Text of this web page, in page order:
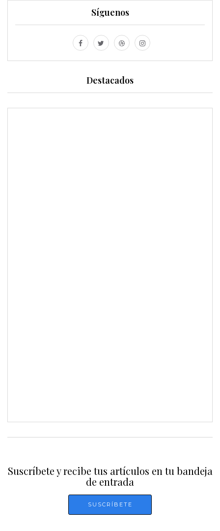
Síguenos
Destacados
Suscríbete y recibe tus artículos en tu bandeja
de entrada